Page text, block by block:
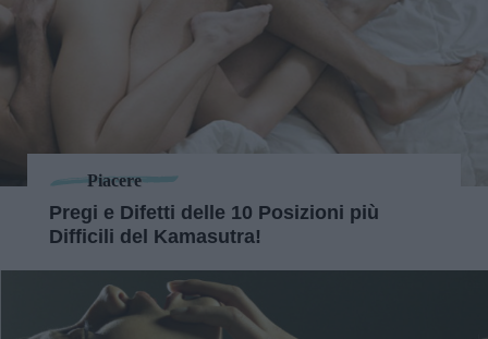
Piacere
Pregi e Difetti delle 10 Posizioni più
Difficili del Kamasutra!